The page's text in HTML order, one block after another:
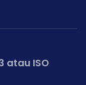
atau ISO